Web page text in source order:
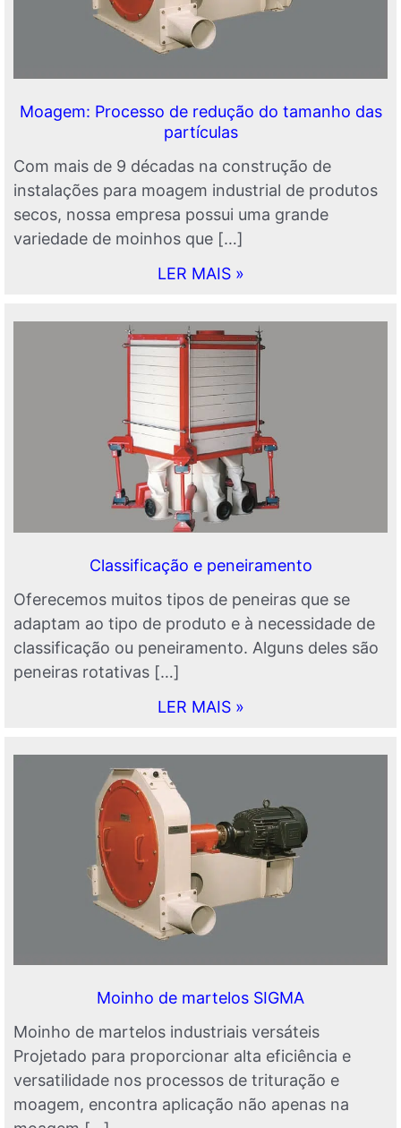
Moagem: Processo de redução do tamanho das
partículas
Com mais de 9 décadas na construção de
instalações para moagem industrial de produtos
secos, nossa empresa possui uma grande
variedade de moinhos que […]
LER MAIS »
Classificação e peneiramento
Oferecemos muitos tipos de peneiras que se
adaptam ao tipo de produto e à necessidade de
classificação ou peneiramento. Alguns deles são
peneiras rotativas […]
LER MAIS »
Moinho de martelos SIGMA
Moinho de martelos industriais versáteis
Projetado para proporcionar alta eficiência e
versatilidade nos processos de trituração e
moagem, encontra aplicação não apenas na